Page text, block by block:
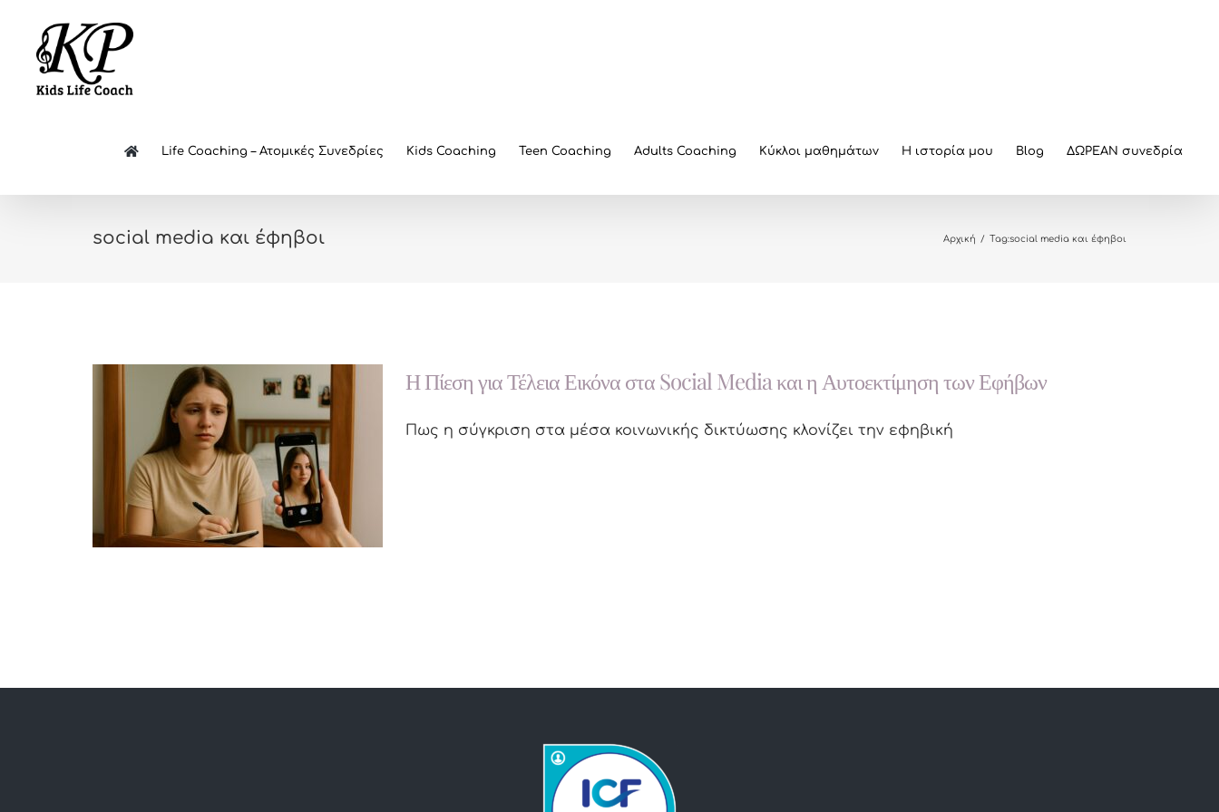
content
Life Coaching – Ατομικές Συνεδρίες Kids Coaching Teen Coaching Adults Coaching Κύκλοι μαθημάτων Η ιστορία μου Blog ΔΩΡΕΑΝ συνεδρία
social media και έφηβοι Αρχική / Tag:social media και έφηβοι
Η Πίεση για Τέλεια Εικόνα στα Social Media και η Αυτοεκτίμηση των Εφήβων
Πως η σύγκριση στα μέσα κοινωνικής δικτύωσης κλονίζει την εφηβική